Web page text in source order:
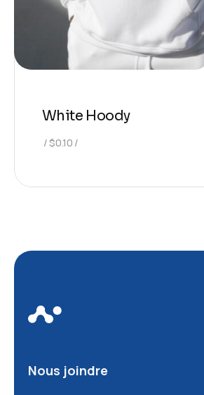
White Hoody
$0.10
Nous joindre